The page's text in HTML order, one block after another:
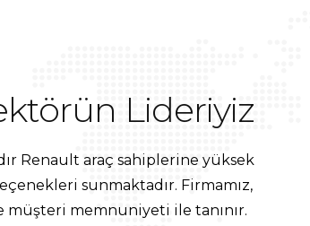
Lideriyiz
Renault araç sahiplerine yüksek
sunmaktadır. Firmamız,
müşteri memnuniyeti ile tanınır.